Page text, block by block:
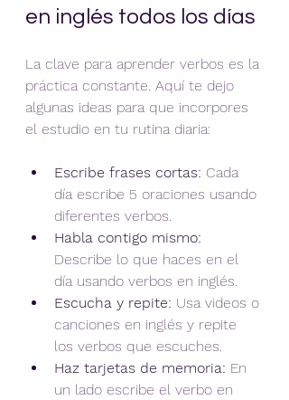
en inglés todos los días
La clave para aprender verbos es la
práctica constante. Aquí te dejo
algunas ideas para que incorpores
el estudio en tu rutina diaria:
Escribe frases cortas: Cada
día escribe 5 oraciones usando
diferentes verbos.
Habla contigo mismo:
Describe lo que haces en el
día usando verbos en inglés.
Escucha y repite: Usa videos o
canciones en inglés y repite
los verbos que escuches.
Haz tarjetas de memoria: En
un lado escribe el verbo en